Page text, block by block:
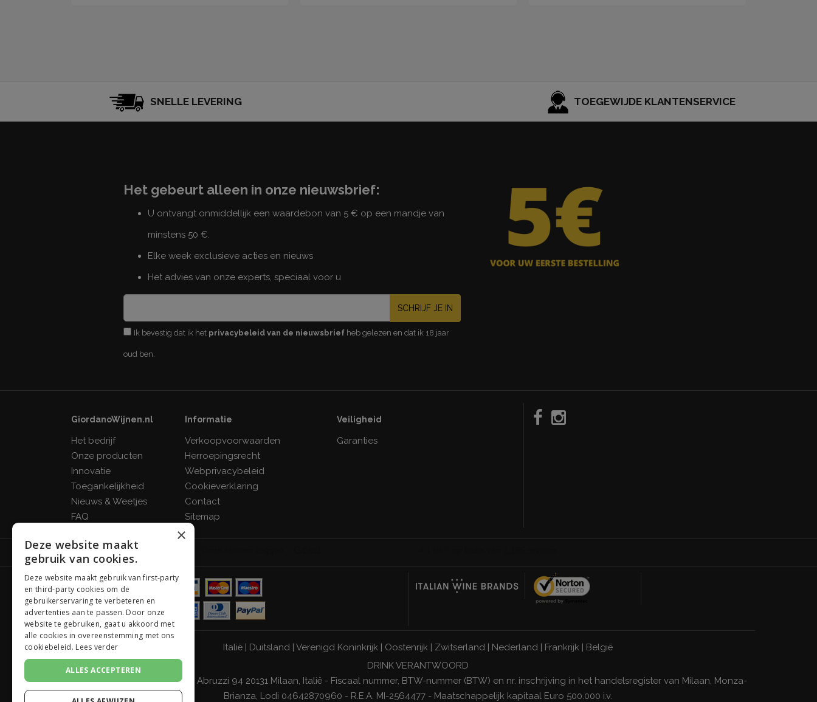
SNELLE LEVERING TOEGEWIJDE KLANTENSERVICE
Het gebeurt alleen in onze nieuwsbrief:
U ontvangt onmiddellijk een waardebon van 5 € op een mandje van
minstens 50 €.
Elke week exclusieve acties en nieuws
Het advies van onze experts, speciaal voor u
SCHRIJF JE IN
Ik bevestig dat ik het privacybeleid van de nieuwsbriefheb gelezen en dat ik 18 jaar
oud ben.
GiordanoWijnen.nl
Het bedrijf
Onze producten
Innovatie
Toegankelijkheid
Nieuws & Weetjes
FAQ
Informatie
Verkoopvoorwaarden
Herroepingsrecht
Webprivacybeleid
Cookieverklaring
Contact
Sitemap
Veiligheid
Garanties
Italië| Duitsland| Verenigd Koninkrijk| Oostenrijk| Zwitserland| Nederland| Frankrijk| België
DRINK VERANTWOORD
Giordano Vini S.p.A. Viale Abruzzi 94 20131 Milaan, Italië - Fiscaal nummer, BTW-nummer (BTW) en nr. inschrijving in het handelsregister van Milaan, Monza-
Brianza, Lodi 04642870960 - R.E.A. MI-2564477 - Maatschappelijk kapitaal Euro 500.000 i.v.
×
Deze website maakt
gebruik van cookies.
Deze website maakt gebruik van first-party
en third-party cookies om de
gebruikerservaring te verbeteren en
advertenties aan te passen. Door onze
website te gebruiken, gaat u akkoord met
alle cookies in overeenstemming met ons
cookiebeleid. Lees verder
ALLES ACCEPTEREN